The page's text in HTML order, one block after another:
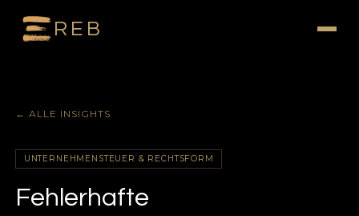
REB
← ALLE INSIGHTS
UNTERNEHMENSTEUER & RECHTSFORM
Fehlerhafte